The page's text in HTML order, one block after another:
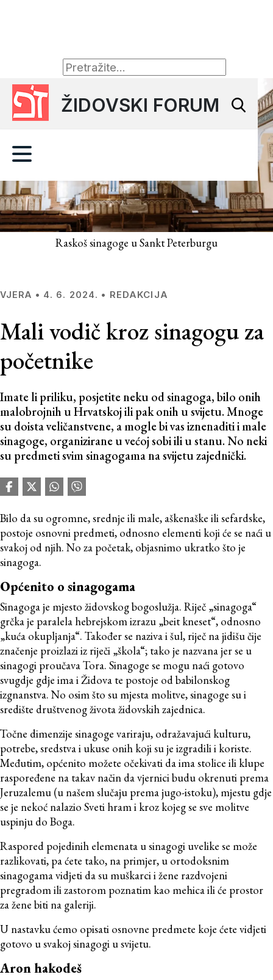
ŽIDOVSKI FORUM
Raskoš sinagoge u Sankt Peterburgu
VJERA • 4. 6. 2024. • REDAKCIJA
Mali vodič kroz sinagogu za
početnike
Imate li priliku, posjetite neku od sinagoga, bilo onih
malobrojnih u Hrvatskoj ili pak onih u svijetu. Mnoge
su doista veličanstvene, a mogle bi vas iznenaditi i male
sinagoge, organizirane u većoj sobi ili u stanu. No neki
su predmeti svim sinagogama na svijetu zajednički.
Bilo da su ogromne, srednje ili male, aškenaške ili sefardske,
postoje osnovni predmeti, odnosno elementi koji će se naći u
svakoj od njih. No za početak, objasnimo ukratko što je
sinagoga.
Općenito o sinagogama
Sinagoga je mjesto židovskog bogoslužja. Riječ „sinagoga“
grčka je paralela hebrejskom izrazu „beit kneset“, odnosno
„kuća okupljanja“. Također se naziva i šul, riječ na jidišu čije
značenje proizlazi iz riječi „škola“; tako je nazvana jer se u
sinagogi proučava Tora. Sinagoge se mogu naći gotovo
svugdje gdje ima i Židova te postoje od babilonskog
izgnanstva. No osim što su mjesta molitve, sinagoge su i
središte društvenog života židovskih zajednica.
Točne dimenzije sinagoge variraju, odražavajući kulturu,
potrebe, sredstva i ukuse onih koji su je izgradili i koriste.
Međutim, općenito možete očekivati ​​da ima stolice ili klupe
raspoređene na takav način da vjernici budu okrenuti prema
Jeruzalemu (u našem slučaju prema jugo-istoku), mjestu gdje
se je nekoć nalazio Sveti hram i kroz kojeg se sve molitve
uspinju do Boga.
Raspored pojedinih elemenata u sinagogi uvelike se može
razlikovati, pa ćete tako, na primjer, u ortodoksnim
sinagogama vidjeti da su muškarci i žene razdvojeni
pregradom ili zastorom poznatim kao mehica ili će prostor
za žene biti na galeriji.
U nastavku ćemo opisati osnovne predmete koje ćete vidjeti
gotovo u svakoj sinagogi u svijetu.
Aron hakodeš